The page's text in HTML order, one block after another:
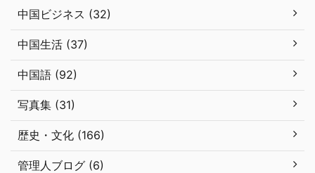
中国ビジネス (32)
中国生活 (37)
中国語 (92)
写真集 (31)
歴史・文化 (166)
管理人ブログ (6)